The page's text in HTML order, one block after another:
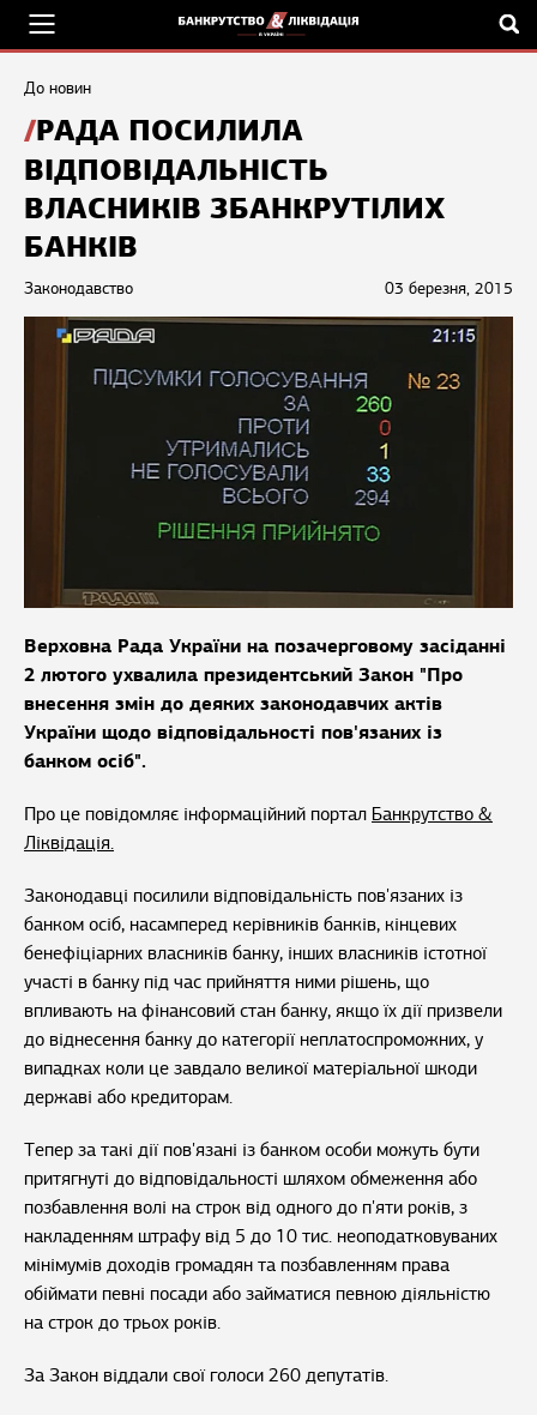
До новин
РАДА ПОСИЛИЛА
ВІДПОВІДАЛЬНІСТЬ
ВЛАСНИКІВ ЗБАНКРУТІЛИХ
БАНКІВ
03 березня, 2015
Законодавство
Верховна Рада України на позачерговому засіданні
2 лютого ухвалила президентський Закон "Про
внесення змін до деяких законодавчих актів
України щодо відповідальності пов'язаних із
банком осіб".
Про це повідомляє інформаційний портал Банкрутство &
Ліквідація.
Законодавці посилили відповідальність пов'язаних із
банком осіб, насамперед керівників банків, кінцевих
бенефіціарних власників банку, інших власників істотної
участі в банку під час прийняття ними рішень, що
впливають на фінансовий стан банку, якщо їх дії призвели
до віднесення банку до категорії неплатоспроможних, у
випадках коли це завдало великої матеріальної шкоди
державі або кредиторам.
Тепер за такі дії пов'язані із банком особи можуть бути
притягнуті до відповідальності шляхом обмеження або
позбавлення волі на строк від одного до п'яти років, з
накладенням штрафу від 5 до 10 тис. неоподатковуваних
мінімумів доходів громадян та позбавленням права
обіймати певні посади або займатися певною діяльністю
на строк до трьох років.
За Закон віддали свої голоси 260 депутатів.